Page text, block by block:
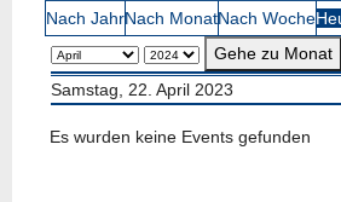
Nach JahrNach MonatNach Woche
Gehe zu Monat
Samstag, 22. April 2023
Es wurden keine Events gefunden